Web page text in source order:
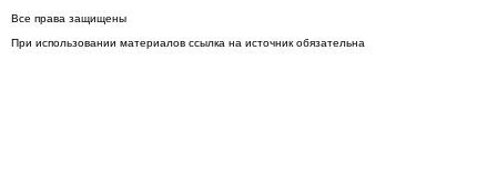
Все права защищены
При использовании материалов ссылка на источник обязательна